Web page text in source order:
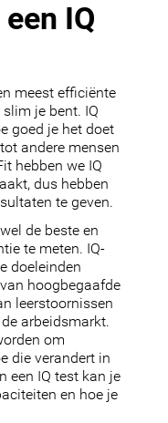
IQ
meest efficiënte
je bent. IQ
goed je het doet
andere mensen
hebben we IQ
dus hebben
te geven.
de beste en
te meten. IQ-
doeleinden
hoogbegaafde
leerstoornissen
arbeidsmarkt.
om
die verandert in
een IQ test kan je
en hoe je